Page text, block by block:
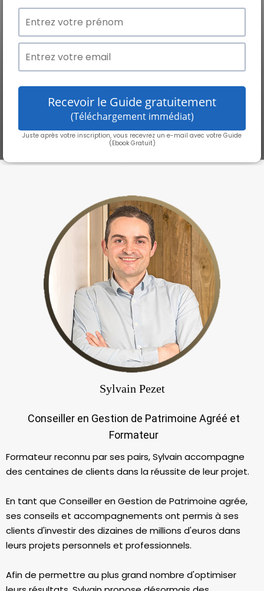
Recevoir le Guide gratuitement
(Téléchargement immédiat)
Juste après votre inscription, vous recevrez un e-mail avec votre Guide
(Ebook Gratuit)
Sylvain Pezet
Conseiller en Gestion de Patrimoine Agréé et
Formateur
Formateur reconnu par ses pairs, Sylvain accompagne
des centaines de clients dans la réussite de leur projet.
En tant que Conseiller en Gestion de Patrimoine agrée,
ses conseils et accompagnements ont permis à ses
clients d'investir des dizaines de millions d'euros dans
leurs projets personnels et professionnels.
Afin de permettre au plus grand nombre d'optimiser